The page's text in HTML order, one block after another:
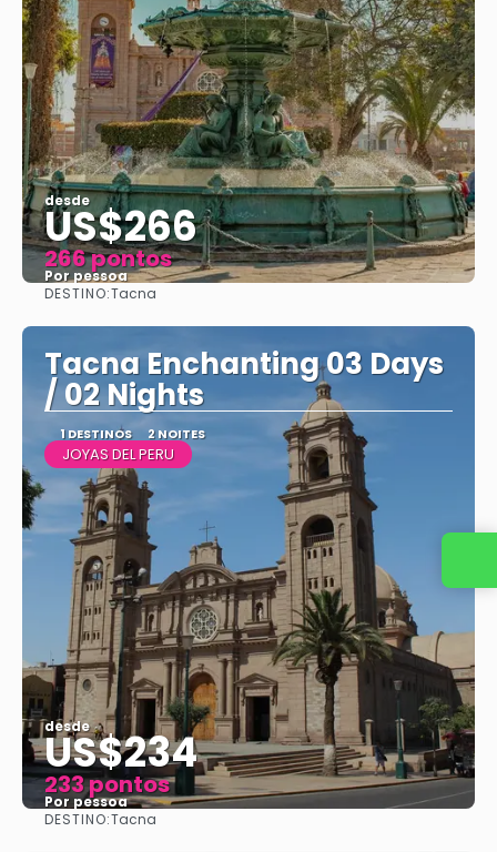
desde
US$266
266 pontos
Por pessoa
DESTINO:Tacna
Tacna Enchanting 03 Days
/ 02 Nights
1 DESTINOS 2 NOITES
JOYAS DEL PERU
desde
US$234
233 pontos
Por pessoa
DESTINO:Tacna
Entre em contato conosco